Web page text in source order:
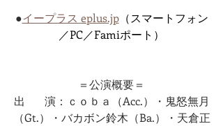
●イープラス eplus.jp（スマートフォン
／PC／Famiポート）
＝公演概要＝
出 　  演：ｃｏｂａ（Acc.）・鬼怒無月
（Gt.）・バカボン鈴木（Ba.）・天倉正